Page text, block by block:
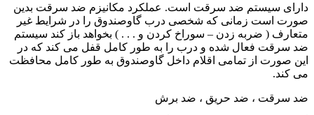
دارای سیستم ضد سرقت است. عملکرد مکانیزم ضد سرقت بدین
صورت است زمانی که شخصی درب گاوصندوق را در شرایط غیر
متعارف ( ضربه زدن – سوراخ کردن و . . . ) بخواهد باز کند سیستم
ضد سرقت فعال شده و درب را به طور کامل قفل می کند که در
این صورت از تمامی اقلام داخل گاوصندوق به طور کامل محافظت
می کند.
ضد سرقت ، ضد حریق ، ضد برش